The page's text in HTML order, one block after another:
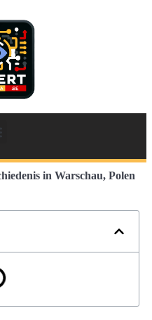
in Warschau, Polen